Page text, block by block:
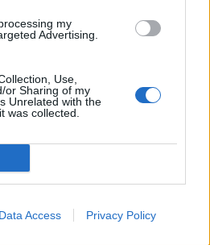
my
Advertising.
Use,
or Sharing of my
Unrelated with the
was collected.
Data Access Privacy Policy
ият щат на САЩ, в
евтаназията